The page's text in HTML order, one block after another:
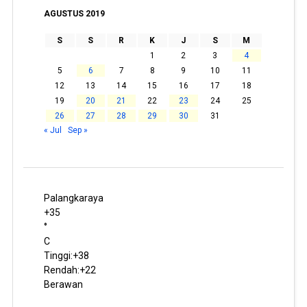
AGUSTUS 2019
S S R K J S
M
1
2 3
4
5
6 7 8 9 10
11
12
13 14 15 16 17
18
19
20 21 22 23 24
25
26
27 28 29 30
31
« Jul
Sep »
Palangkaraya
+35
°
C
Tinggi:+38
Rendah:+22
Berawan